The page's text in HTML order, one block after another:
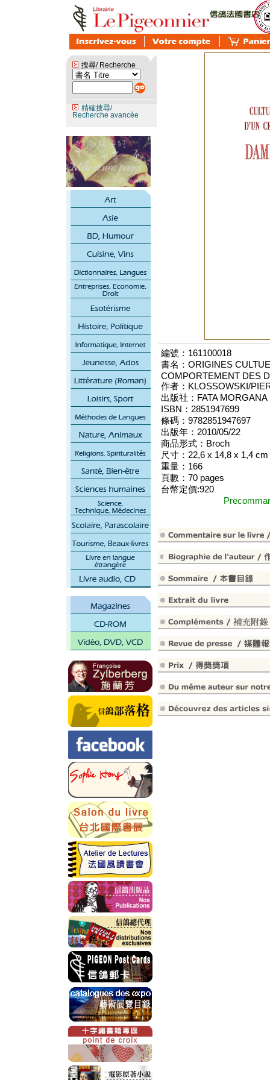
搜尋/ Recherche
精確搜尋/
Recherche avancée
編號：161100018
書名：ORIGINES
COMPORTEMENT DES
作者：KLOSSOWSKI/
出版社：FATA
ISBN：2851947699
條碼：9782851947697
出版年：2010/05/22
商品形式：Broch
尺寸：22,6 x 14,8 x 1,4 cm
重量：166
頁數：70 pages
台幣定價:920